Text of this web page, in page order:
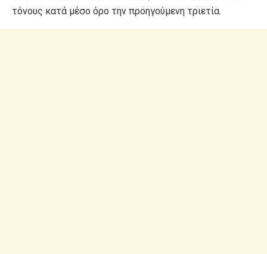
τόνους κατά μέσο όρο την προηγούμενη τριετία.